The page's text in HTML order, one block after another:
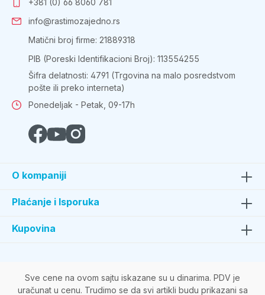
info@rastimozajedno.rs
Matični broj firme: 21889318
PIB (Poreski Identifikacioni Broj): 113554255
Šifra delatnosti: 4791 (Trgovina na malo posredstvom
pošte ili preko interneta)
Ponedeljak - Petak, 09-17h
O kompaniji
Plaćanje i Isporuka
Kupovina
Sve cene na ovom sajtu iskazane su u dinarima. PDV je
uračunat u cenu. Trudimo se da svi artikli budu prikazani sa